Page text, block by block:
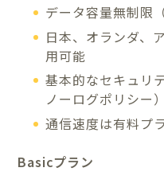
データ容量無制限
日本、オランダ、
用可能
基本的なセキュリ
ノーログポリシー）
通信速度は有料プ
Basicプラン